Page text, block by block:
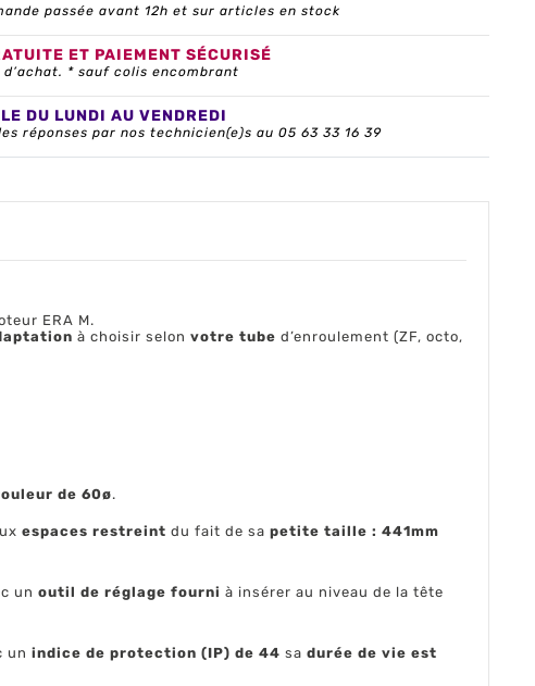
passée avant 12h et sur articles en stock
ET PAIEMENT SÉCURISÉ
* sauf colis encombrant
DU LUNDI AU VENDREDI
réponses par nos technicien(e)s au 05 63 33 16 39
ERA M.
à choisir selon votre tube d’enroulement (ZF, octo,
de 60ø.
espaces restreint du fait de sa petite taille : 441mm
un outil de réglage fourni à insérer au niveau de la tête
un indice de protection (IP) de 44 sa durée de vie est